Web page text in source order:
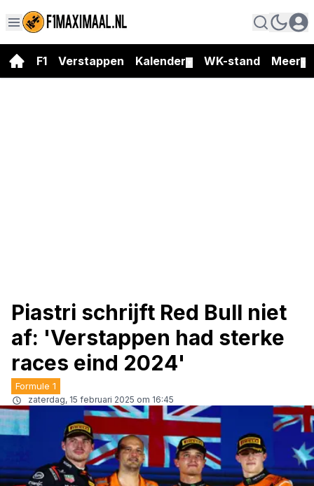
F1 Verstappen Kalender WK-stand Meer
Piastri schrijft Red Bull niet
af: 'Verstappen had sterke
races eind 2024'
Formule 1
zaterdag, 15 februari 2025 om 16:45